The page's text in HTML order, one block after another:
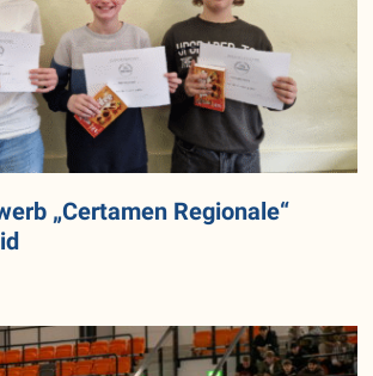
„Certamen Regionale“